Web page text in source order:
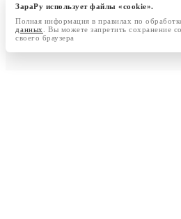
ЗараРу использует файлы «cookie».
Полная информация в правилах по
данных
. Вы можете запретить сохранение
своего браузера